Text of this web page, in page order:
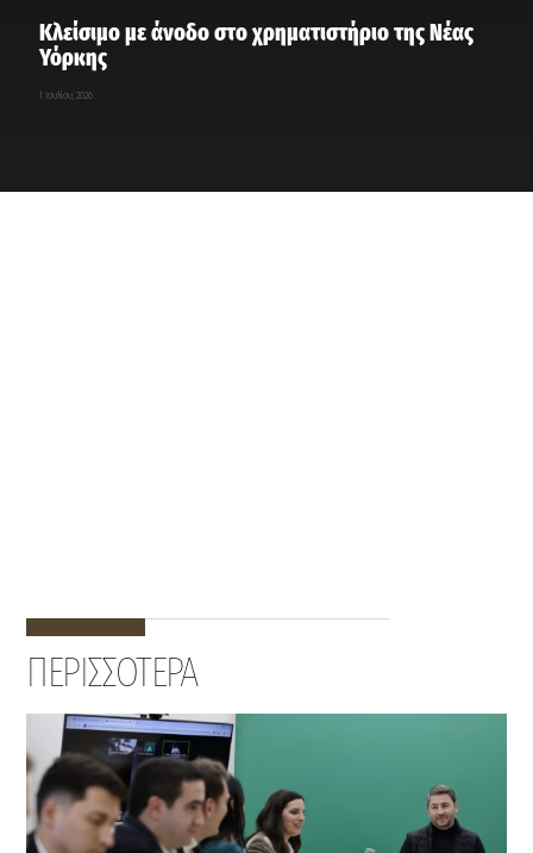
Κλείσιμο με άνοδο στο χρηματιστήριο της Νέας
Υόρκης
1 Ιουλίου, 2026
ΠΕΡΙΣΣΟΤΕΡΑ